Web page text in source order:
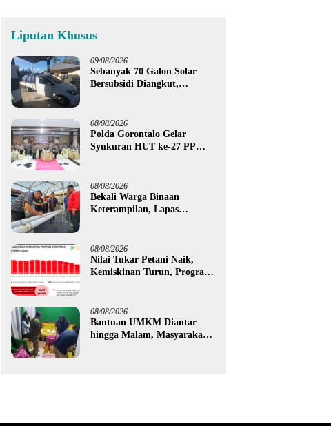
Liputan Khusus
09/08/2026
Sebanyak 70 Galon Solar
Bersubsidi Diangkut,
Tilamuta
08/08/2026
Polda Gorontalo Gelar
Syukuran HUT ke-27 PP
08/08/2026
Bekali Warga Binaan
Keterampilan, Lapas
08/08/2026
Nilai Tukar Petani Naik,
Kemiskinan Turun, Program
08/08/2026
Bantuan UMKM Diantar
hingga Malam, Masyarakat